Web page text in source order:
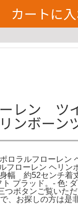
カートに
レン ツ
ンボーン
ロラルフローレン
フローレン ヘリ
幅 約52センチ着
ト プラッド。- 色:
つボタンご覧いた
、お探しの方は